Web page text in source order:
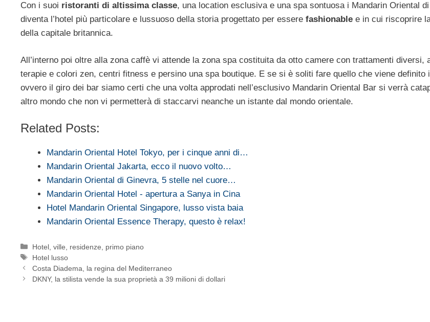
Con i suoi ristoranti di altissima classe, una location esclusiva e una spa sontuosa i Mandarin Oriental
diventa l’hotel più particolare e lussuoso della storia progettato per essere fashionable e in cui riscoprire
della capitale britannica.
All’interno poi oltre alla zona caffè vi attende la zona spa costituita da otto camere con trattamenti diversi,
terapie e colori zen, centri fitness e persino una spa boutique. E se si è soliti fare quello che viene definito
ovvero il giro dei bar siamo certi che una volta approdati nell’esclusivo Mandarin Oriental Bar si verrà
altro mondo che non vi permetterà di staccarvi neanche un istante dal mondo orientale.
Related Posts:
Mandarin Oriental Hotel Tokyo, per i cinque anni di…
Mandarin Oriental Jakarta, ecco il nuovo volto…
Mandarin Oriental di Ginevra, 5 stelle nel cuore…
Mandarin Oriental Hotel - apertura a Sanya in Cina
Hotel Mandarin Oriental Singapore, lusso vista baia
Mandarin Oriental Essence Therapy, questo è relax!
Categorie
Hotel, ville, residenze
primo piano
Tag
Hotel lusso
Costa Diadema, la regina del Mediterraneo
DKNY, la stilista vende la sua proprietà a 39 milioni di dollari